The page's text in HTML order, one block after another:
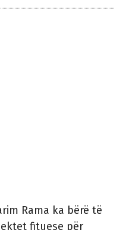
Rama ka bërë të
fituese për